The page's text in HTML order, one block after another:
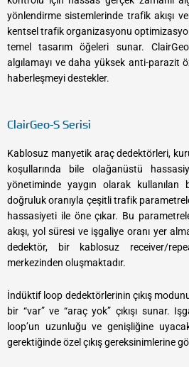
yönlendirme sistemlerinde trafik akışı
kentsel trafik organizasyonu
temel tasarım öğeleri sunar.
algılamayı ve daha yüksek anti-parazit
haberleşmeyi destekler.
ClairGeo-S Serisi
Kablosuz manyetik araç dedektörleri,
koşullarında bile olağanüstü
yönetiminde yaygın olarak kullanılan
doğruluk oranıyla çeşitli trafik
hassasiyeti ile öne çıkar. Bu
akışı, yol süresi ve işgaliye oranı yer
dedektör, bir kablosuz receiver/
merkezinden oluşmaktadır.
İndüktif loop dedektörlerinin çıkış
bir “var” ve “araç yok” çıkışı sunar.
loop’un uzunluğu ve genişliğine
gerektiğinde özel çıkış gereksinimlerine